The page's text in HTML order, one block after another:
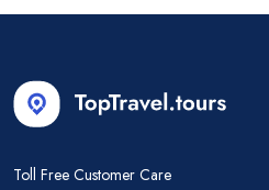
Toll Free Customer Care